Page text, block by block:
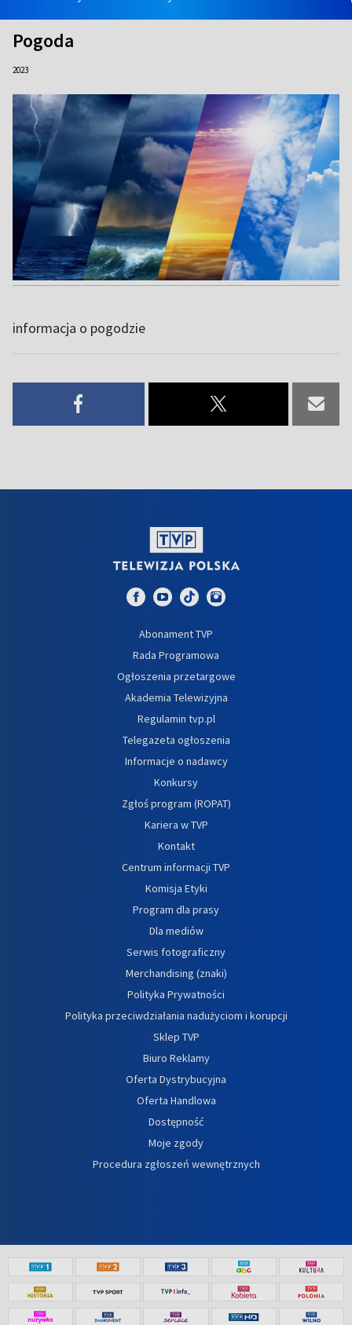
Pogoda
2023
informacja o pogodzie
Abonament TVP
Rada Programowa
Ogłoszenia przetargowe
Akademia Telewizyjna
Regulamin tvp.pl
Telegazeta ogłoszenia
Informacje o nadawcy
Konkursy
Zgłoś program (ROPAT)
Kariera w TVP
Kontakt
Centrum informacji TVP
Komisja Etyki
Program dla prasy
Dla mediów
Serwis fotograficzny
Merchandising (znaki)
Polityka Prywatności
Polityka przeciwdziałania nadużyciom i korupcji
Sklep TVP
Biuro Reklamy
Oferta Dystrybucyjna
Oferta Handlowa
Dostępność
Moje zgody
Procedura zgłoszeń wewnętrznych